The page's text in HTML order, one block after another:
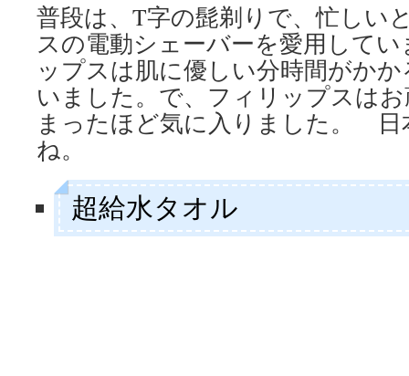
普段は、T字の髭剃りで、忙しい
スの電動シェーバーを愛用して
ップスは肌に優しい分時間がか
いました。で、フィリップスは
まったほど気に入りました。 日
ね。
超給水タオル